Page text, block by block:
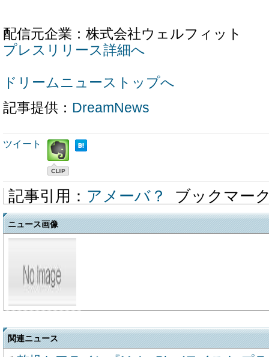
配信元企業：株式会社ウェルフィット
プレスリリース詳細へ
ドリームニューストップへ
記事提供： DreamNews
ツイート
記事引用： アメーバ？ ブックマー
ニュース画像
関連ニュース